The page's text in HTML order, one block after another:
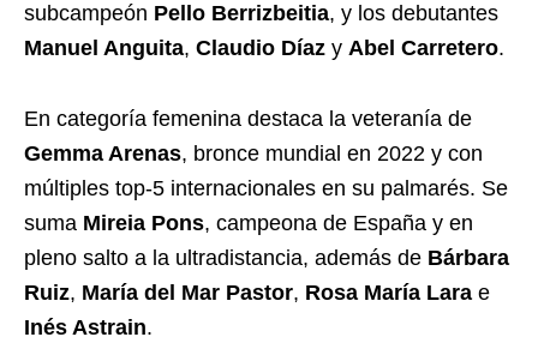
subcampeón Pello Berrizbeitia, y los debutantes
Manuel Anguita, Claudio Díaz y Abel Carretero.
En categoría femenina destaca la veteranía de
Gemma Arenas, bronce mundial en 2022 y con
múltiples top-5 internacionales en su palmarés. Se
suma Mireia Pons, campeona de España y en
pleno salto a la ultradistancia, además de Bárbara
Ruiz, María del Mar Pastor, Rosa María Lara e
Inés Astrain.